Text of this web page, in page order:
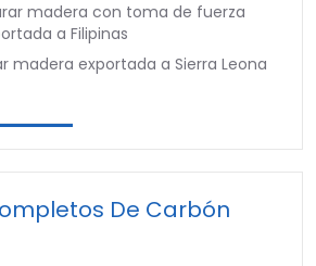
madera con toma de fuerza
a Filipinas
madera exportada a Sierra Leona
De Carbón